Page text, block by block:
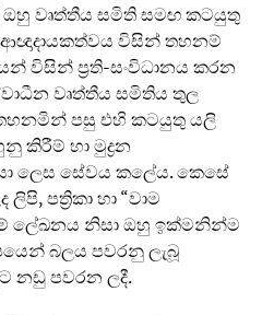
ඔහු වෘත්තීය සමිති සමඟ කටයුතු
ආඥාදායකත්වය විසින් තහනම්
විසින් ප්‍රති-සංවිධානය කරන
වෘත්තීය සමිතිය තුල
තහනමින් පසු එහි කටයුතු යලි
කිරීම් හා මුද්‍රන
ලෙස සේවය කලේය. කෙසේ
පත්‍රිකා හා “වාම
ලේඛනය නිසා ඔහු ඉක්මනින්ම
බලය පවරනු ලැබූ
නඩු පවරන ලදී.